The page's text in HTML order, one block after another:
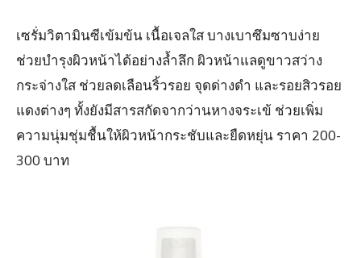
เซรั่มวิตามินซีเข้มข้น เนื้อเจลใส บางเบาซึมซาบง่าย
ช่วยบำรุงผิวหน้าได้อย่างล้ำลึก ผิวหน้าแลดูขาวสว่าง
กระจ่างใส ช่วยลดเลือนริ้วรอย จุดด่างดำ และรอยสิวรอย
แดงต่างๆ ทั้งยังมีสารสกัดจากว่านหางจระเข้ ช่วยเพิ่ม
ความนุ่มชุ่มชื้นให้ผิวหน้ากระชับและยืดหยุ่น ราคา 200-
300 บาท